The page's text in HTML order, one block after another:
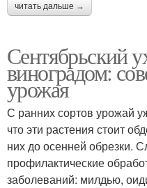
читать дальше →
Сентябрьский
виноградом:
урожая
С ранних сортов урожай
что эти растения стоит
них до осенней обрезки.
профилактические
заболеваний: милдью,